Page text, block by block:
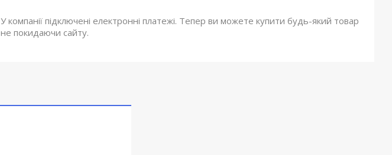
У компанії підключені електронні платежі. Тепер ви можете купити будь-який товар
не покидаючи сайту.